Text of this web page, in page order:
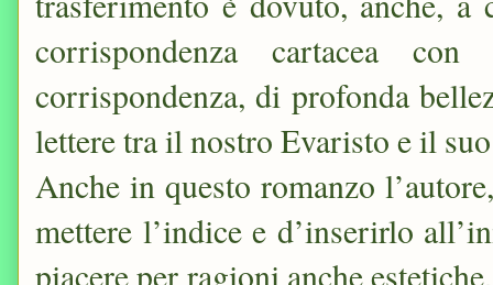
corrispondenza cartacea
corrispondenza, di profonda
lettere tra il nostro Evaristo e il
Anche in questo romanzo
mettere l’indice e d’inserirlo
piacere per ragioni anche